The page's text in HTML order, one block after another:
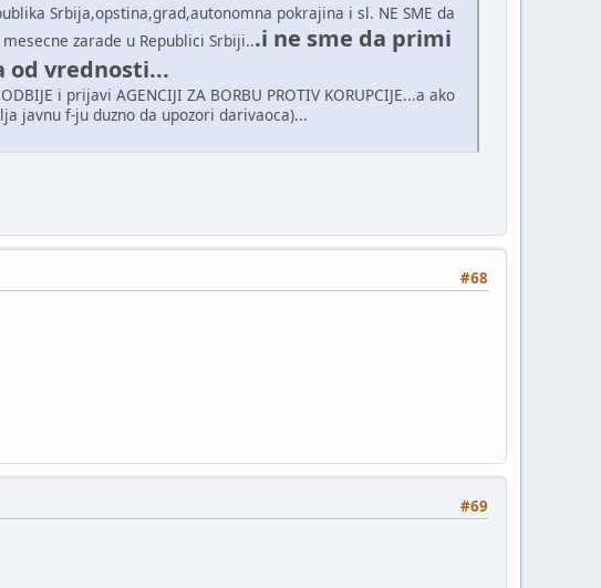
Srbija,opstina,grad,autonomna pokrajina i sl. NE SME da
zarade u Republici Srbiji...i ne sme da primi
od vrednosti...
i prijavi AGENCIJI ZA BORBU PROTIV KORUPCIJE...a ako
javnu f-ju duzno da upozori darivaoca)...
#68
#69